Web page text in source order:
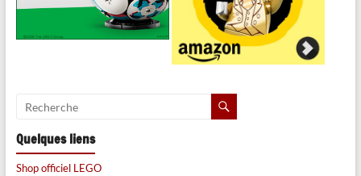
Quelques liens
Shop officiel LEGO